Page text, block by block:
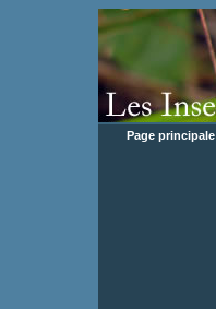
Page principale